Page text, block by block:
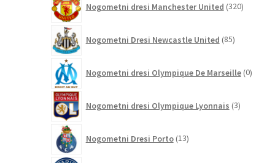
Nogometni dresi Manchester United 320izdelkov
Nogometni Dresi Newcastle United 85izdelkov
Nogometni dresi Olympique De Marseille 0
Nogometni dresi Olympique Lyonnais 3izdelki
Nogometni Dresi Porto 13izdelkov